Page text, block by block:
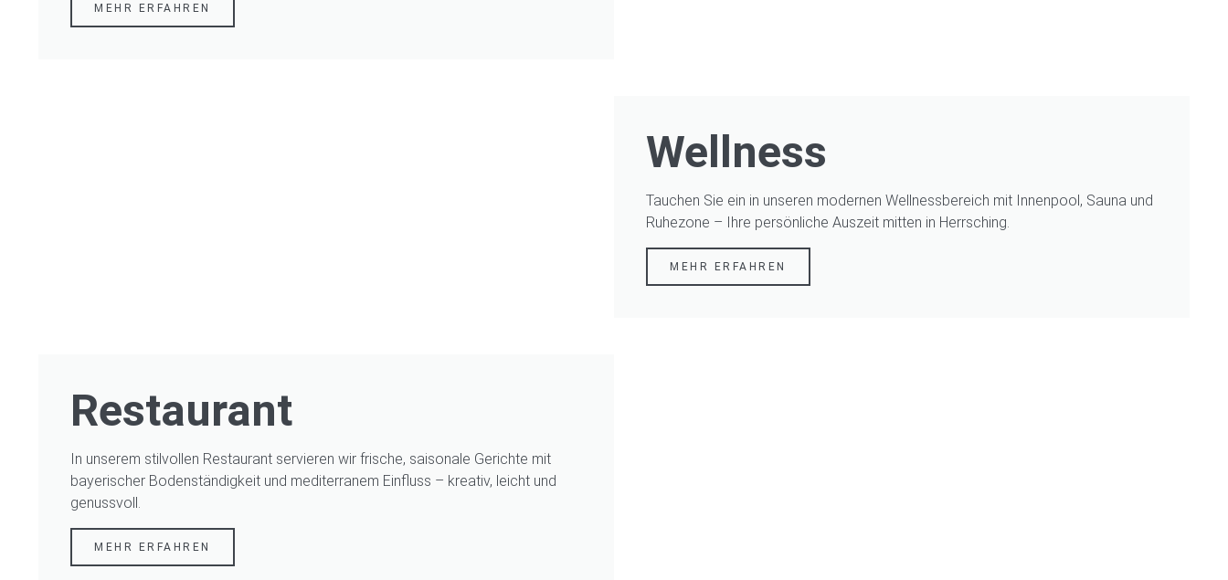
MEHR ERFAHREN
Wellness
Tauchen Sie ein in unseren modernen Wellnessbereich mit Innenpool, Sauna und
Ruhezone – Ihre persönliche Auszeit mitten in Herrsching.
MEHR ERFAHREN
Restaurant
In unserem stilvollen Restaurant servieren wir frische, saisonale Gerichte mit
bayerischer Bodenständigkeit und mediterranem Einfluss – kreativ, leicht und
genussvoll.
MEHR ERFAHREN